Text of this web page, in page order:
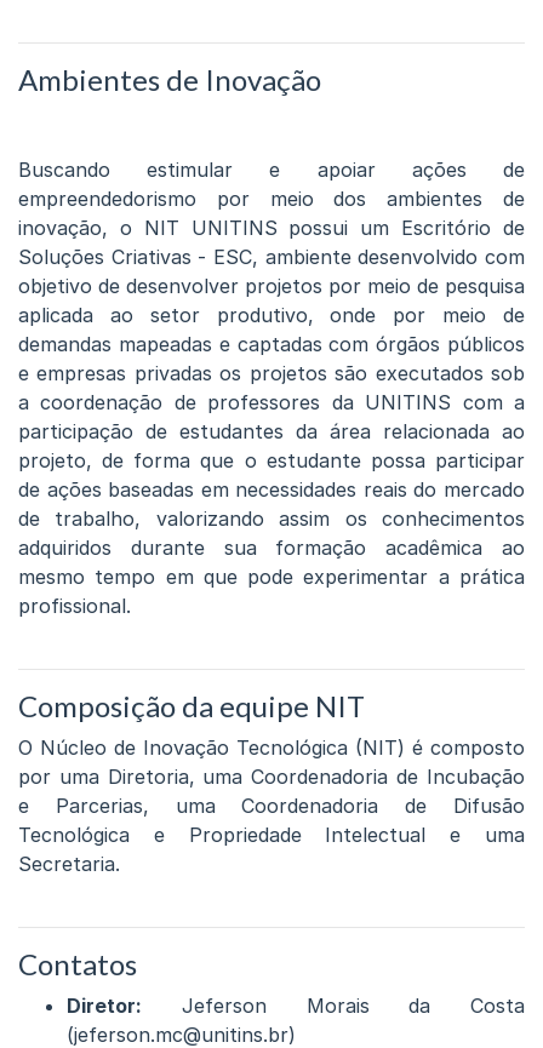
Ambientes de Inovação
Buscando estimular e apoiar ações de
empreendedorismo por meio dos ambientes de
inovação, o NIT UNITINS possui um Escritório de
Soluções Criativas - ESC, ambiente desenvolvido com
objetivo de desenvolver projetos por meio de pesquisa
aplicada ao setor produtivo, onde por meio de
demandas mapeadas e captadas com órgãos públicos
e empresas privadas os projetos são executados sob
a coordenação de professores da UNITINS com a
participação de estudantes da área relacionada ao
projeto, de forma que o estudante possa participar
de ações baseadas em necessidades reais do mercado
de trabalho, valorizando assim os conhecimentos
adquiridos durante sua formação acadêmica ao
mesmo tempo em que pode experimentar a prática
profissional.
Composição da equipe NIT
O Núcleo de Inovação Tecnológica (NIT) é composto
por uma Diretoria, uma Coordenadoria de Incubação
e Parcerias, uma Coordenadoria de Difusão
Tecnológica e Propriedade Intelectual e uma
Secretaria.
Contatos
Diretor: Jeferson Morais da Costa
(jeferson.mc@unitins.br)